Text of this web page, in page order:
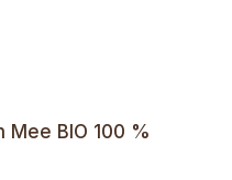
BIO 100 %